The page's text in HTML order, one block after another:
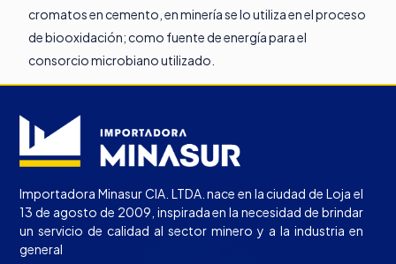
cromatos en cemento, en minería se lo utiliza en el proceso
de biooxidación; como fuente de energía para el
consorcio microbiano utilizado.
Importadora Minasur CIA. LTDA. nace en la ciudad de Loja el
13 de agosto de 2009, inspirada en la necesidad de brindar
un servicio de calidad al sector minero y a la industria en
general